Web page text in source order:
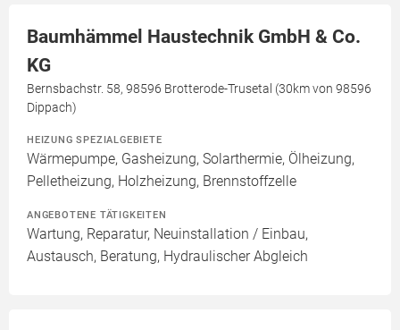
Baumhämmel Haustechnik GmbH & Co.
KG
Bernsbachstr. 58, 98596 Brotterode-Trusetal (30km von 98596
Dippach)
HEIZUNG SPEZIALGEBIETE
Wärmepumpe, Gasheizung, Solarthermie, Ölheizung,
Pelletheizung, Holzheizung, Brennstoffzelle
ANGEBOTENE TÄTIGKEITEN
Wartung, Reparatur, Neuinstallation / Einbau,
Austausch, Beratung, Hydraulischer Abgleich